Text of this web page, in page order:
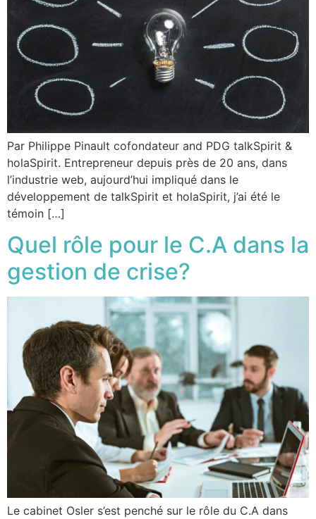
Par Philippe Pinault cofondateur and PDG talkSpirit &
holaSpirit. Entrepreneur depuis près de 20 ans, dans
l’industrie web, aujourd’hui impliqué dans le
développement de talkSpirit et holaSpirit, j’ai été le
témoin […]
Quel rôle pour le C.A dans la
gestion de crise?
Le cabinet Osler s’est penché sur le rôle du C.A dans